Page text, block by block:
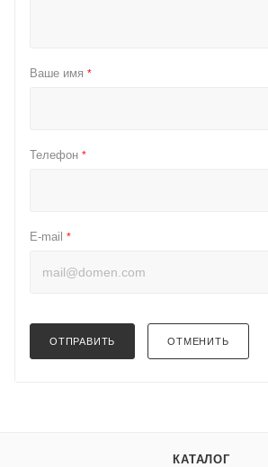
Ваше имя *
Телефон *
E-mail *
ОТПРАВИТЬ ОТМЕНИТЬ
КАТАЛОГ